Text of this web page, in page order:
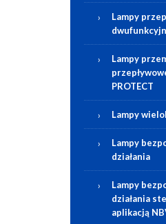
Lampy
Lampy
PROTECT
Lampy
Lampy
działania
Lampy
działania
aplikacją